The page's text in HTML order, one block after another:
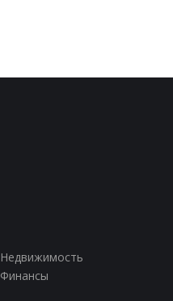
Недвижимость
Финансы